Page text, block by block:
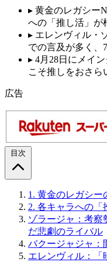
▸ 黄金のレガシー
への「推し活」が
▸ エレンヴィル・
での言及が多く、
▸ 4月28日にメイ
こそ推しをおさら
広告
目次
1. 黄金のレガシー
2. 各キャラへの「
ゾラージャ：考察
だ悲劇のライバル
バクージャジャ：
エレンヴィル：「